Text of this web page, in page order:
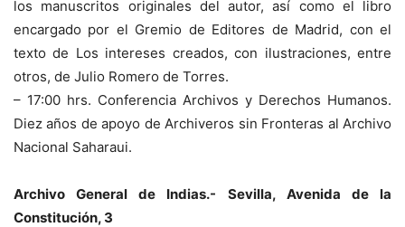
los manuscritos originales del autor, así como el libro
encargado por el Gremio de Editores de Madrid, con el
texto de Los intereses creados, con ilustraciones, entre
otros, de Julio Romero de Torres.
– 17:00 hrs. Conferencia Archivos y Derechos Humanos.
Diez años de apoyo de Archiveros sin Fronteras al Archivo
Nacional Saharaui.
Archivo General de Indias.- Sevilla, Avenida de la
Constitución, 3